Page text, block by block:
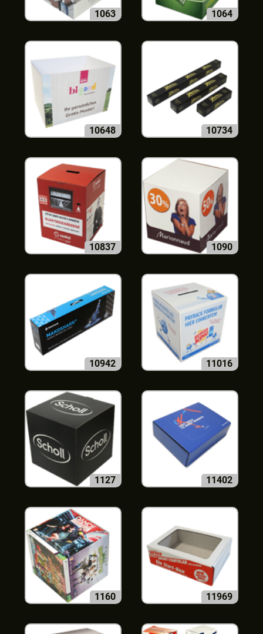
1063 1064
10648 10734
10837 1090
10942 11016
1127 11402
1160 11969